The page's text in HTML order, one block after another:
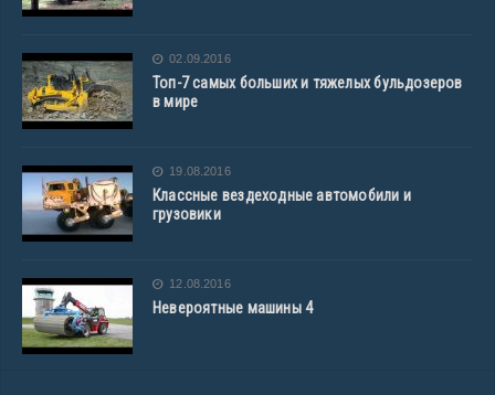
02.09.2016
Топ-7 самых больших и тяжелых бульдозеров
в мире
19.08.2016
Классные вездеходные автомобили и
грузовики
12.08.2016
Невероятные машины 4